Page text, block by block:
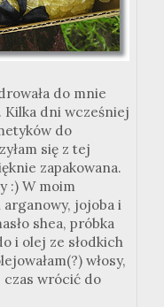
do mnie
Kilka dni wcześniej
do
się z tej
zapakowana.
:) W moim
arganowy, jojoba i
shea, próbka
i olej ze słodkich
włosy,
czas wrócić do